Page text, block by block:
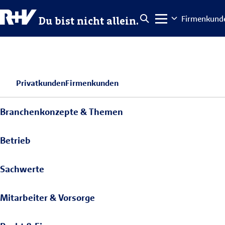
Du bist nicht allein.
PrivatkundenFirmenkunden
Branchenkonzepte & Themen
Betrieb
Sachwerte
Mitarbeiter & Vorsorge